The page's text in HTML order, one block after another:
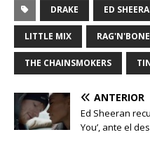
DRAKE ED
LITTLE MIX
THE CHAINSMOKERS
ANTERIOR
Ed Sheeran
You’, ante el